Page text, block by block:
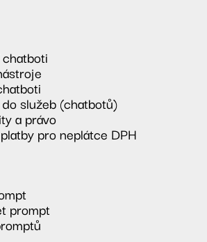
služeb (chatbotů)
a právo
pro neplátce DPH
prompt